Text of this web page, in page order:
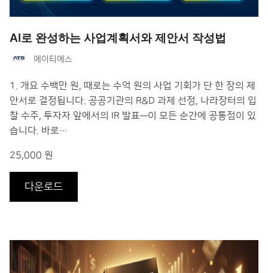
AI로 완성하는 사업계획서와 제안서 작성법
에이티에스
1. 개요 수백만 원, 때로는 수억 원의 사업 기회가 단 한 장의 제
안서로 결정됩니다. 공공기관의 R&D 과제 선정, 나라장터의 입
찰 수주, 투자자 앞에서의 IR 발표—이 모든 순간에 공통점이 있
습니다. 바로…
25,000 원
다운로드